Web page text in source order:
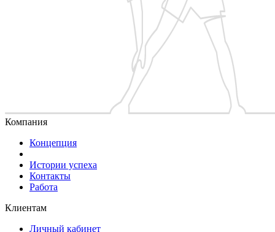
Компания
Концепция
Истории успеха
Контакты
Работа
Клиентам
Личный кабинет